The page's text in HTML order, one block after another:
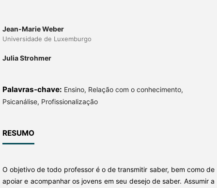
Jean-Marie Weber
Universidade de Luxemburgo
Julia Strohmer
Palavras-chave: Ensino, Relação com o conhecimento,
Psicanálise, Profissionalização
RESUMO
O objetivo de todo professor é o de transmitir saber, bem como de
apoiar e acompanhar os jovens em seu desejo de saber. Assumir a